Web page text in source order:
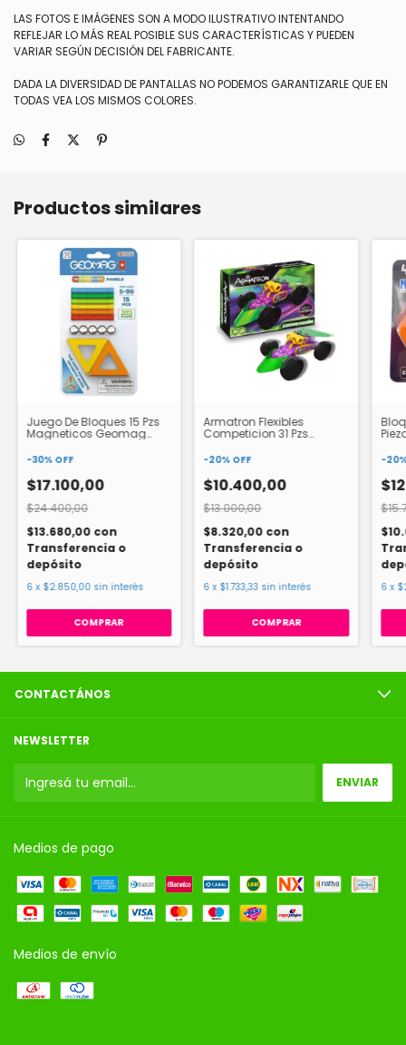
LAS FOTOS E IMÁGENES SON A MODO ILUSTRATIVO INTENTANDO
REFLEJAR LO MÁS REAL POSIBLE SUS CARACTERÍSTICAS Y PUEDEN
VARIAR SEGÚN DECISIÓN DEL FABRICANTE.
DADA LA DIVERSIDAD DE PANTALLAS NO PODEMOS GARANTIZARLE QUE EN
TODAS VEA LOS MISMOS COLORES.
Productos similares
Juego De Bloques 15 Pzs
Magneticos Geomag
-30% OFF
$17.100,00
$24.400,00
$13.680,00 con
Transferencia o
depósito
6 x $2.850,00 sin interés
Armatron Flexibles
Competicion 31 Pzs
-20% OFF
$10.400,00
$13.000,00
$8.320,00 con
Transferencia o
depósito
6 x $1.733,33 sin interés
-20
6 x
CONTACTÁNOS
NEWSLETTER
Medios de pago
Medios de envío